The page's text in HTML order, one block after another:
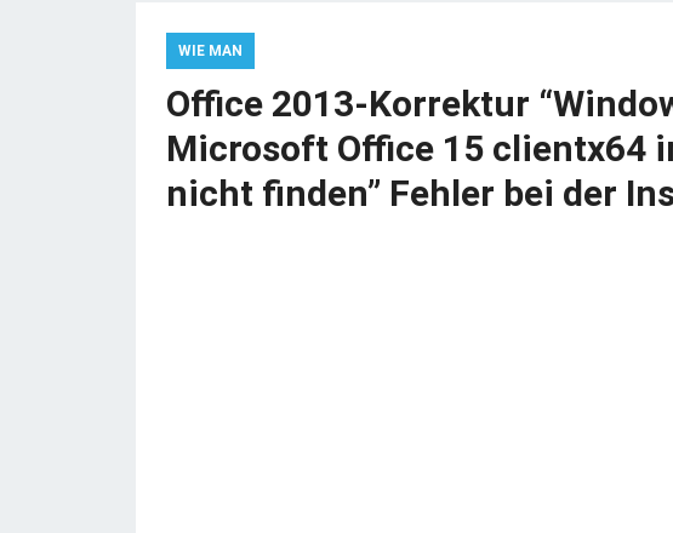
WIE MAN
Office 2013-Korrektur
Microsoft Office 15 clientx64
nicht finden” Fehler bei der